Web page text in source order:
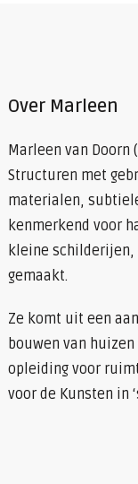
Over Marleen
Marleen van Doorn
Structuren met
materialen,
kenmerkend voor
kleine
gemaakt.
Ze komt uit een
bouwen van huizen
opleiding voor
voor de Kunsten in